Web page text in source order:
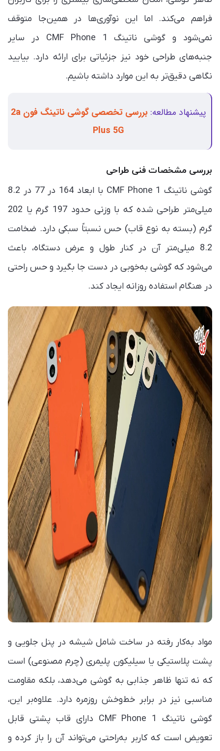
فراهم می‌کند. اما این نوآوری‌ها در همین‌جا متوقف
نمی‌شود و گوشی ناتینگ CMF Phone 1 در سایر
جنبه‌های طراحی خود نیز جزئیاتی برای ارائه دارد. بیایید
نگاهی دقیق‌تر به این موارد داشته باشیم.
پیشنهاد مطالعه:
بررسی تخصصی گوشی ناتینگ فون 2a
Plus 5G
بررسی مشخصات فنی طراحی
گوشی ناتینگ CMF Phone 1 با ابعاد 164 در 77 در 8.2
میلی‌متر طراحی شده که با وزنی حدود 197 گرم یا 202
گرم (بسته به نوع قاب) حس نسبتاً سبکی دارد. ضخامت
8.2 میلی‌متر آن در کنار طول و عرض دستگاه، باعث
می‌شود که گوشی به‌خوبی در دست جا بگیرد و حس راحتی
در هنگام استفاده روزانه ایجاد کند.
مواد به‌کار رفته در ساخت شامل شیشه در پنل جلویی و
پشت پلاستیکی یا سیلیکون پلیمری (چرم مصنوعی) است
که نه تنها ظاهر جذابی به گوشی می‌دهد، بلکه مقاومت
مناسبی نیز در برابر خط‌وخش روزمره دارد. علاوه‌بر این،
گوشی ناتینگ CMF Phone 1 دارای قاب پشتی قابل
تعویض است که کاربر به‌راحتی می‌تواند آن را باز کرده و